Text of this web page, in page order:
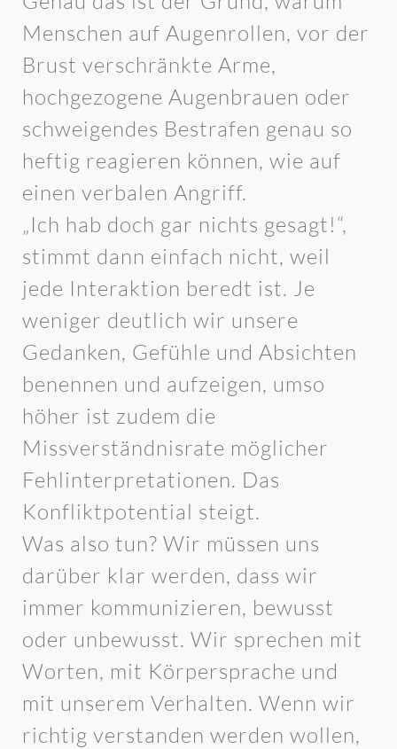
Menschen auf Augenrollen, vor der
Brust verschränkte Arme,
hochgezogene Augenbrauen oder
schweigendes Bestrafen genau so
heftig reagieren können, wie auf
einen verbalen Angriff.
„Ich hab doch gar nichts gesagt!“,
stimmt dann einfach nicht, weil
jede Interaktion beredt ist. Je
weniger deutlich wir unsere
Gedanken, Gefühle und Absichten
benennen und aufzeigen, umso
höher ist zudem die
Missverständnisrate möglicher
Fehlinterpretationen. Das
Konfliktpotential steigt.
Was also tun? Wir müssen uns
darüber klar werden, dass wir
immer kommunizieren, bewusst
oder unbewusst. Wir sprechen mit
Worten, mit Körpersprache und
mit unserem Verhalten. Wenn wir
richtig verstanden werden wollen,